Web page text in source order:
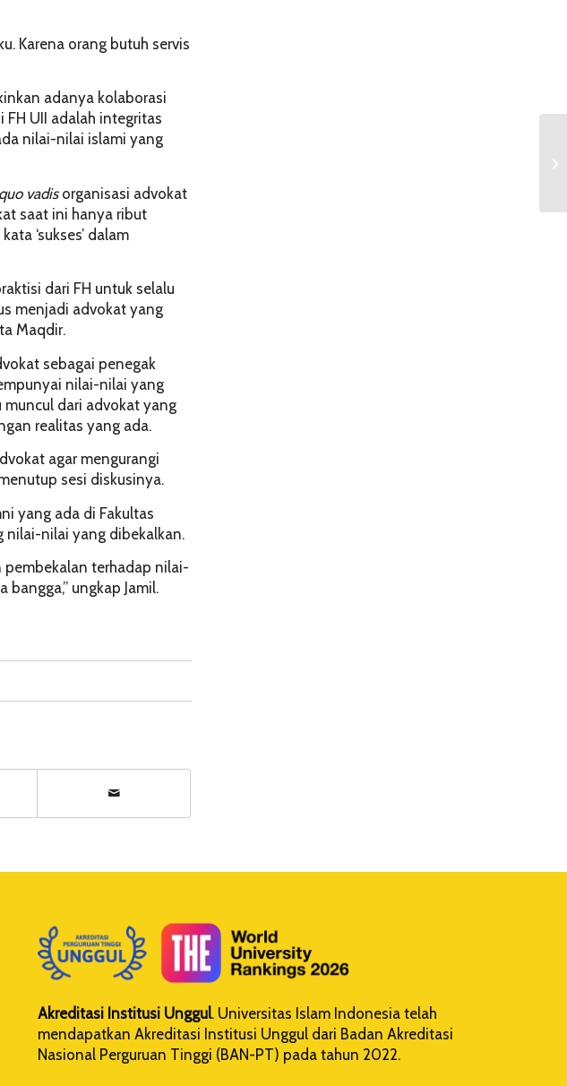
Karena orang butuh servis
adanya kolaborasi
UII adalah integritas
nilai-nilai islami yang
quo vadisorganisasi advokat
saat ini hanya ribut
‘sukses’ dalam
dari FH untuk selalu
menjadi advokat yang
Maqdir.
sebagai penegak
nilai-nilai yang
dari advokat yang
realitas yang ada.
agar mengurangi
sesi diskusinya.
yang ada di Fakultas
nilai-nilai yang dibekalkan.
pembekalan terhadap nilai-
ungkap Jamil.
Akreditasi Institusi Unggul. Universitas Islam Indonesia telah
mendapatkan Akreditasi Institusi Unggul dari Badan Akreditasi
Nasional Perguruan Tinggi (BAN-PT) pada tahun 2022.